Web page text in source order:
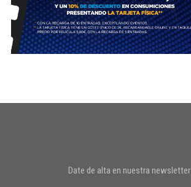
Date de alta en nuestra newsletter